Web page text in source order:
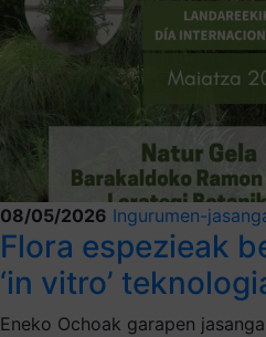
08/05/2026 Ingurumen-
Flora espezieak
‘in vitro’
Eneko Ochoak garapen